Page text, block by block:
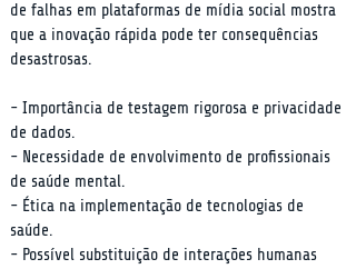
de falhas em plataformas de mídia social mostra
que a inovação rápida pode ter consequências
desastrosas.
- Importância de testagem rigorosa e privacidade
de dados.
- Necessidade de envolvimento de profissionais
de saúde mental.
- Ética na implementação de tecnologias de
saúde.
- Possível substituição de interações humanas